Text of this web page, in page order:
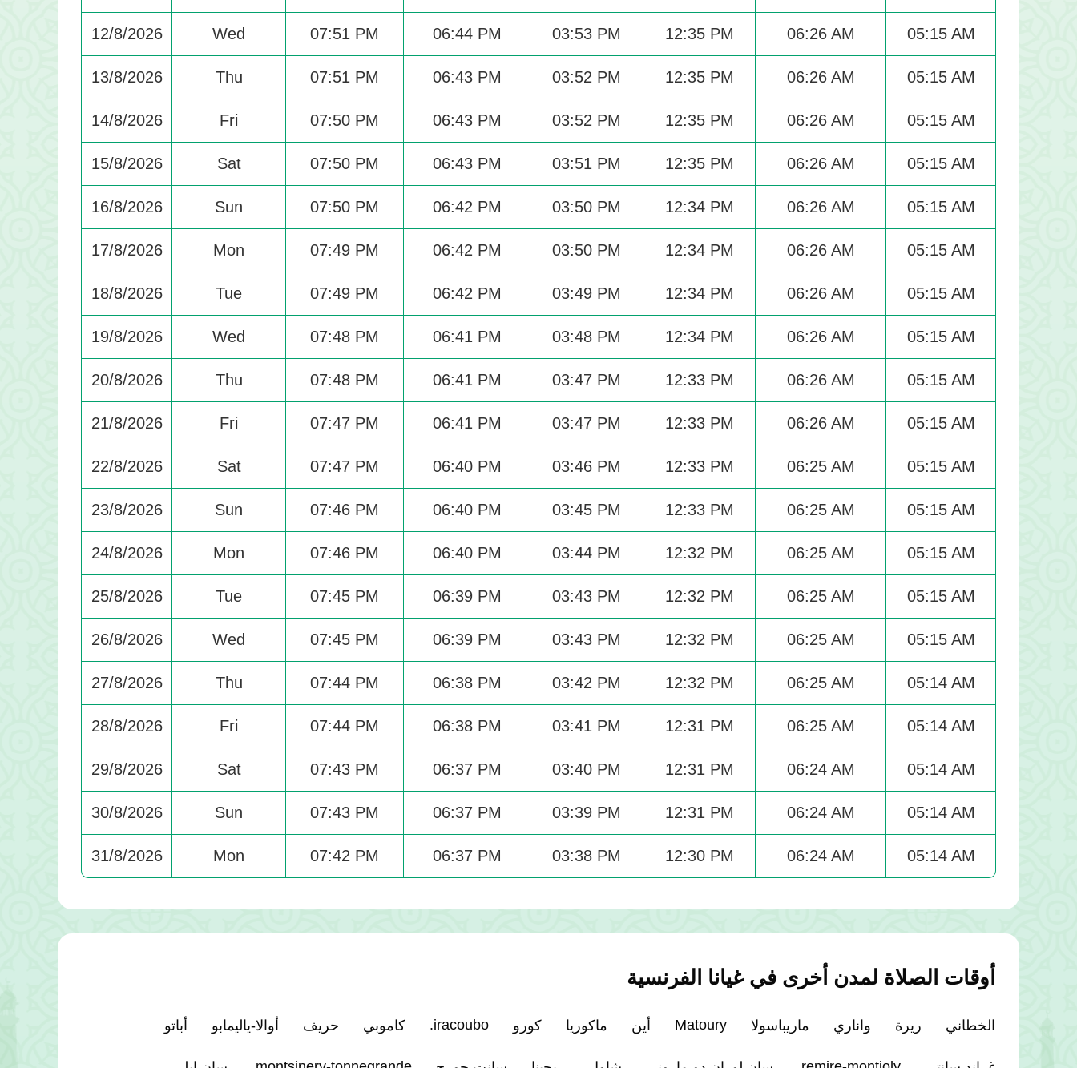
12/8/2026 Wed 07:51 PM 06:44 PM 03:53 PM 12:35 PM 06:26 AM 05:15 AM
13/8/2026 Thu 07:51 PM 06:43 PM 03:52 PM 12:35 PM 06:26 AM 05:15 AM
14/8/2026 Fri 07:50 PM 06:43 PM 03:52 PM 12:35 PM 06:26 AM 05:15 AM
15/8/2026 Sat 07:50 PM 06:43 PM 03:51 PM 12:35 PM 06:26 AM 05:15 AM
16/8/2026 Sun 07:50 PM 06:42 PM 03:50 PM 12:34 PM 06:26 AM 05:15 AM
17/8/2026 Mon 07:49 PM 06:42 PM 03:50 PM 12:34 PM 06:26 AM 05:15 AM
18/8/2026 Tue 07:49 PM 06:42 PM 03:49 PM 12:34 PM 06:26 AM 05:15 AM
19/8/2026 Wed 07:48 PM 06:41 PM 03:48 PM 12:34 PM 06:26 AM 05:15 AM
20/8/2026 Thu 07:48 PM 06:41 PM 03:47 PM 12:33 PM 06:26 AM 05:15 AM
21/8/2026 Fri 07:47 PM 06:41 PM 03:47 PM 12:33 PM 06:26 AM 05:15 AM
22/8/2026 Sat 07:47 PM 06:40 PM 03:46 PM 12:33 PM 06:25 AM 05:15 AM
23/8/2026 Sun 07:46 PM 06:40 PM 03:45 PM 12:33 PM 06:25 AM 05:15 AM
24/8/2026 Mon 07:46 PM 06:40 PM 03:44 PM 12:32 PM 06:25 AM 05:15 AM
25/8/2026 Tue 07:45 PM 06:39 PM 03:43 PM 12:32 PM 06:25 AM 05:15 AM
26/8/2026 Wed 07:45 PM 06:39 PM 03:43 PM 12:32 PM 06:25 AM 05:15 AM
27/8/2026 Thu 07:44 PM 06:38 PM 03:42 PM 12:32 PM 06:25 AM 05:14 AM
28/8/2026 Fri 07:44 PM 06:38 PM 03:41 PM 12:31 PM 06:25 AM 05:14 AM
29/8/2026 Sat 07:43 PM 06:37 PM 03:40 PM 12:31 PM 06:24 AM 05:14 AM
30/8/2026 Sun 07:43 PM 06:37 PM 03:39 PM 12:31 PM 06:24 AM 05:14 AM
31/8/2026 Mon 07:42 PM 06:37 PM 03:38 PM 12:30 PM 06:24 AM 05:14 AM
أوقات الصلاة لمدن أخرى في غيانا الفرنسية
الخطاني ريرة واناري ماريباسولا Matoury أين ماكوريا كورو iracoubo. كاموبي حريف أوالا-ياليمابو أباتو